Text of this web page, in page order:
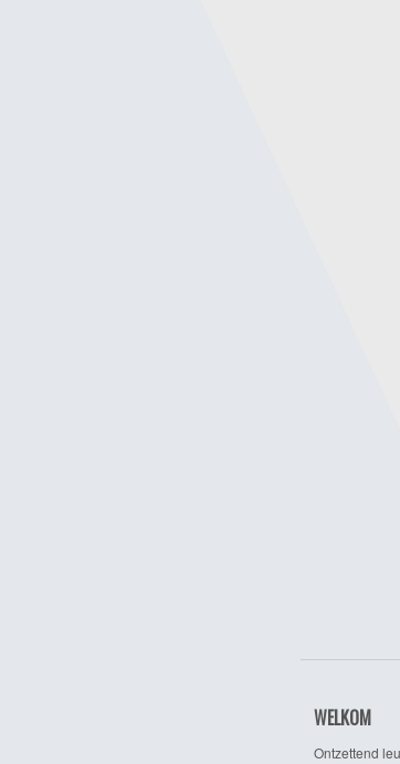
WELKOM
Ontzettend